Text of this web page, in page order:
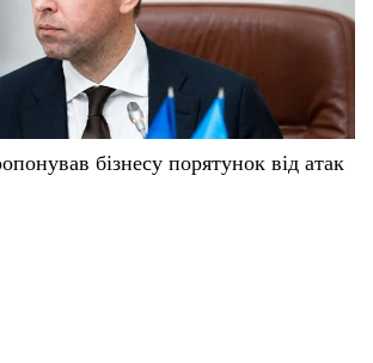
бізнесу порятунок від атак